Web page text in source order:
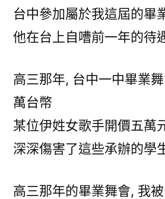
台中參加屬於我這屆的畢
他在台上自嘈前一年的待
高三那年, 台中一中畢業
萬台幣
某位伊姓女歌手開價五萬
深深傷害了這些承辦的學
高三那年的畢業舞會, 我